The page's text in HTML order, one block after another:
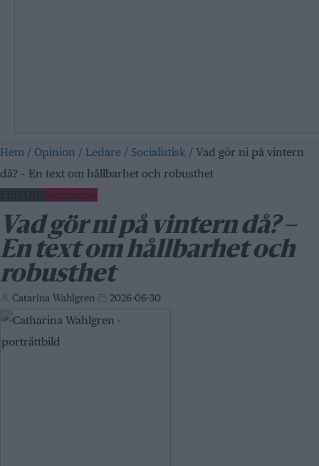
Hem / Opinion / Ledare / Socialistisk / Vad gör ni på vintern
då? – En text om hållbarhet och robusthet
Socialistisk
Vad gör ni på vintern då? –
En text om hållbarhet och
robusthet
Catarina Wahlgren 2026-06-30